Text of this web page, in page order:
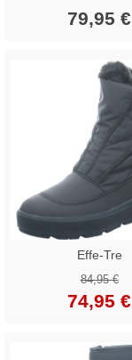
79,95 €
Effe-Tre
84,95 €
74,95 €